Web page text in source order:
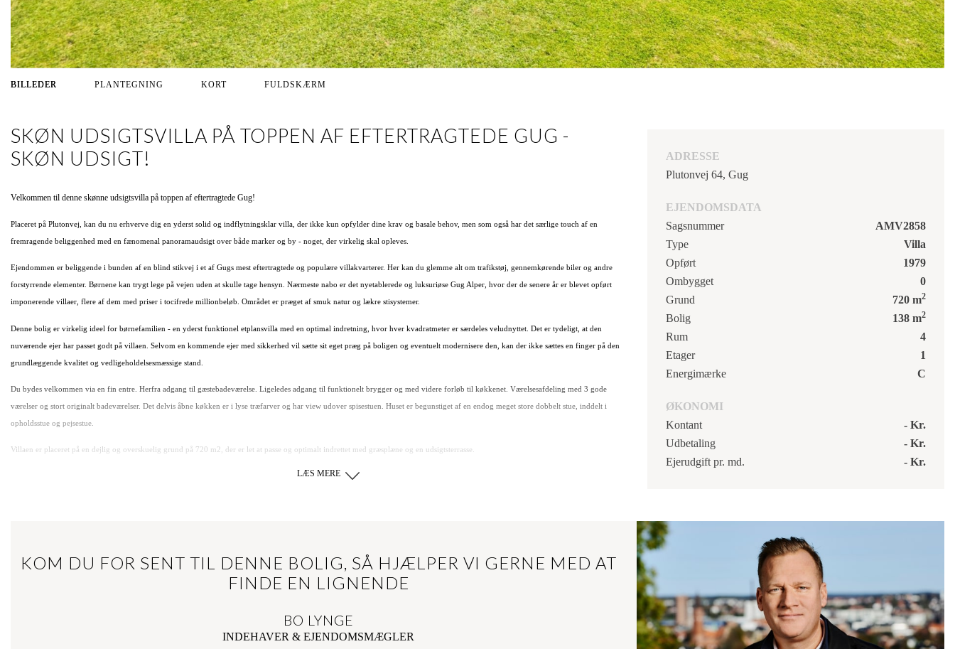
BILLEDER PLANTEGNING KORT FULDSKÆRM
SKØN UDSIGTSVILLA PÅ TOPPEN AF EFTERTRAGTEDE GUG -
SKØN UDSIGT!
Velkommen til denne skønne udsigtsvilla på toppen af eftertragtede Gug!
Placeret på Plutonvej, kan du nu erhverve dig en yderst solid og indflytningsklar villa, der ikke kun opfylder dine krav og basale behov, men som også har det særlige touch af en
fremragende beliggenhed med en fænomenal panoramaudsigt over både marker og by - noget, der virkelig skal opleves.
Ejendommen er beliggende i bunden af en blind stikvej i et af Gugs mest eftertragtede og populære villakvarterer. Her kan du glemme alt om trafikstøj, gennemkørende biler og andre
forstyrrende elementer. Børnene kan trygt lege på vejen uden at skulle tage hensyn. Nærmeste nabo er det nyetablerede og luksuriøse Gug Alper, hvor der de senere år er blevet opført
imponerende villaer, flere af dem med priser i tocifrede millionbeløb. Området er præget af smuk natur og lækre stisystemer.
Denne bolig er virkelig ideel for børnefamilien - en yderst funktionel etplansvilla med en optimal indretning, hvor hver kvadratmeter er særdeles veludnyttet. Det er tydeligt, at den
nuværende ejer har passet godt på villaen. Selvom en kommende ejer med sikkerhed vil sætte sit eget præg på boligen og eventuelt modernisere den, kan der ikke sættes en finger på den
grundlæggende kvalitet og vedligeholdelsesmæssige stand.
Du bydes velkommen via en fin entre. Herfra adgang til gæstebadeværelse. Ligeledes adgang til funktionelt brygger og med videre forløb til køkkenet. Værelsesafdeling med 3 gode
værelser og stort originalt badeværelser. Det delvis åbne køkken er i lyse træfarver og har view udover spisestuen. Huset er begunstiget af en endog meget store dobbelt stue, inddelt i
opholdsstue og pejsestue.
Villaen er placeret på en dejlig og overskuelig grund på 720 m2, der er let at passe og optimalt indrettet med græsplæne og en udsigtsterrasse.
Ejendommen inkluderer desuden en mindre garage på 15 m2 samt et praktisk redskabsskur på 11 m2 med plads til opbevaring.
LÆS MERE
ADRESSE
Plutonvej 64, Gug
EJENDOMSDATA
Sagsnummer
AMV2858
Type
Villa
Opført
1979
Ombygget
0
Grund
720 m2
Bolig 138 m2
Rum
4
Etager
1
Energimærke
C
ØKONOMI
Kontant
- Kr.
Udbetaling
- Kr.
Ejerudgift pr. md.
- Kr.
KOM DU FOR SENT TIL DENNE BOLIG, SÅ HJÆLPER VI GERNE MED AT
FINDE EN LIGNENDE
BO LYNGE
INDEHAVER & EJENDOMSMÆGLER